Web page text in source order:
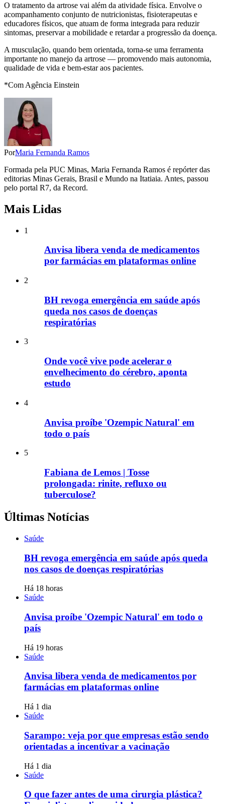
O tratamento da artrose vai além da atividade física. Envolve o
acompanhamento conjunto de nutricionistas, fisioterapeutas e
educadores físicos, que atuam de forma integrada para reduzir
sintomas, preservar a mobilidade e retardar a progressão da doença.
A musculação, quando bem orientada, torna-se uma ferramenta
importante no manejo da artrose — promovendo mais autonomia,
qualidade de vida e bem-estar aos pacientes.
*Com Agência Einstein
PorMaria Fernanda Ramos
Formada pela PUC Minas, Maria Fernanda Ramos é repórter das
editorias Minas Gerais, Brasil e Mundo na Itatiaia. Antes, passou
pelo portal R7, da Record.
Mais Lidas
1
Anvisa libera venda de medicamentos
por farmácias em plataformas online
2
BH revoga emergência em saúde após
queda nos casos de doenças
respiratórias
3
Onde você vive pode acelerar o
envelhecimento do cérebro, aponta
estudo
4
Anvisa proíbe 'Ozempic Natural' em
todo o país
5
Fabiana de Lemos | Tosse
prolongada: rinite, refluxo ou
tuberculose?
Últimas Notícias
Saúde
BH revoga emergência em saúde após queda
nos casos de doenças respiratórias
Há 18 horas
Saúde
Anvisa proíbe 'Ozempic Natural' em todo o
país
Há 19 horas
Saúde
Anvisa libera venda de medicamentos por
farmácias em plataformas online
Há 1 dia
Saúde
Sarampo: veja por que empresas estão sendo
orientadas a incentivar a vacinação
Há 1 dia
Saúde
O que fazer antes de uma cirurgia plástica?